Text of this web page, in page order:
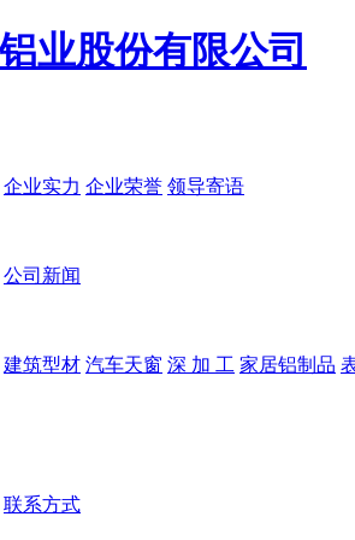
企业实力 企业荣誉 领导寄语
公司新闻
建筑型材 汽车天窗 深 加 工 家居铝制品
联系方式